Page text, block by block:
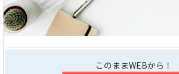
このままWEBから！